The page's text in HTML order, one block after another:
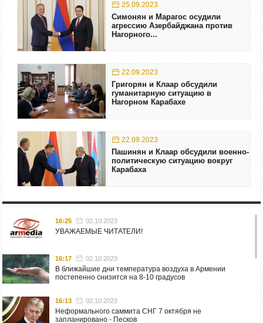
25.09.2023
Симонян и Марагос осудили
агрессию Азербайджана против
Нагорного...
22.09.2023
Григорян и Клаар обсудили
гуманитарную ситуацию в
Нагорном Карабахе
22.09.2023
Пашинян и Клаар обсудили военно-
политическую ситуацию вокруг
Карабаха
16:25 02.10.2023
УВАЖАЕМЫЕ ЧИТАТЕЛИ!
16:17 02.10.2023
В ближайшие дни температура воздуха в Армении
постепенно снизится на 8-10 градусов
16:13 02.10.2023
Неформального саммита СНГ 7 октября не
запланировано - Песков